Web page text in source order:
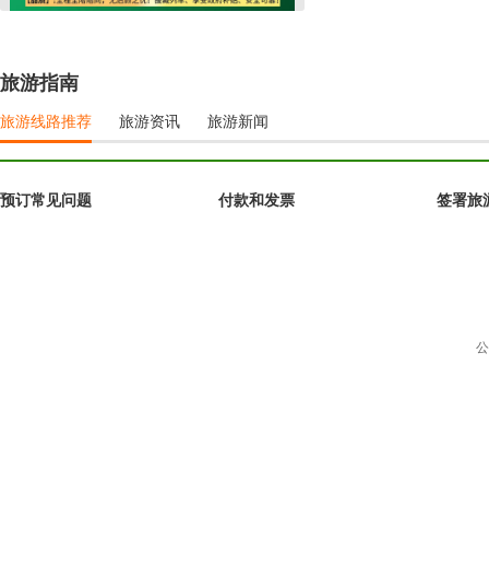
旅游指南
旅游线路推荐 旅游资讯 旅游新闻
预订常见问题 付款和发票 签署旅